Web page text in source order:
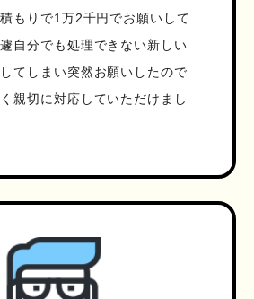
もりで1万2千円でお願いして
自分でも処理できない新しい
てしまい突然お願いしたので
親切に対応していただけまし